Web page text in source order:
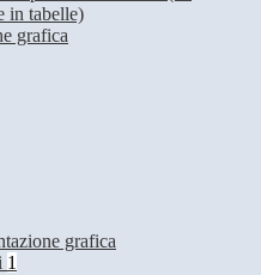
in tabelle)
grafica
grafica
1